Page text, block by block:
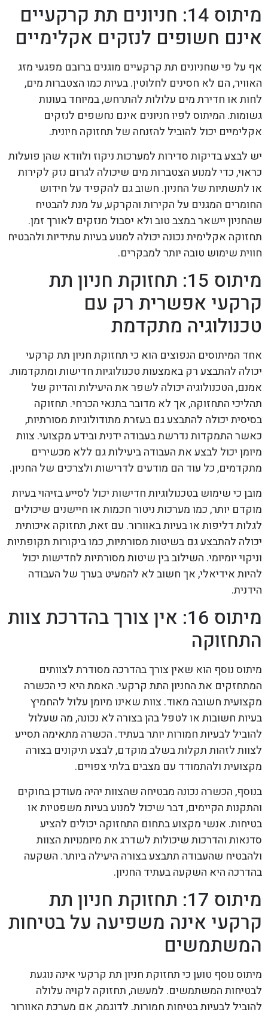
מיתוס 14: חניונים תת קרקעיים
אינם חשופים לנזקים אקלימיים
אף על פי שחניונים תת קרקעיים מוגנים ברובם מפגעי מזג
האוויר, הם לא חסינים לחלוטין. בעיות כמו הצטברות מים,
לחות או חדירת מים עלולות להתרחש, במיוחד בעונות
גשומות. המיתוס לפיו חניונים אינם נחשפים לנזקים
אקלימיים יכול להוביל להזנחה של תחזוקה חיונית.
יש לבצע בדיקות סדירות למערכות ניקוז ולוודא שהן פועלות
כראוי, כדי למנוע הצטברות מים שיכולה לגרום נזק לקירות
או לתשתיות של החניון. חשוב גם להקפיד על חידוש
החומרים המגנים על הקירות והקרקע, על מנת להבטיח
שהחניון יישאר במצב טוב ולא יסבול מנזקים לאורך זמן.
תחזוקה אקלימית נכונה יכולה למנוע בעיות עתידיות ולהבטיח
חווית שימוש טובה יותר למבקרים.
מיתוס 15: תחזוקת חניון תת
קרקעי אפשרית רק עם
טכנולוגיה מתקדמת
אחד המיתוסים הנפוצים הוא כי תחזוקת חניון תת קרקעי
יכולה להתבצע רק באמצעות טכנולוגיות חדישות ומתקדמות.
אמנם, הטכנולוגיה יכולה לשפר את היעילות והדיוק של
תהליכי התחזוקה, אך לא מדובר בתנאי הכרחי. תחזוקה
בסיסית יכולה להתבצע גם בעזרת מתודולוגיות מסורתיות,
כאשר התמקדות נדרשת בעבודה ידנית ובידע מקצועי. צוות
מיומן יכול לבצע את העבודה ביעילות גם ללא מכשירים
מתקדמים, כל עוד הם מודעים לדרישות ולצרכים של החניון.
מובן כי שימוש בטכנולוגיות חדישות יכול לסייע בזיהוי בעיות
מוקדם יותר, כמו מערכות ניטור חכמות או חיישנים שיכולים
לגלות דליפות או בעיות באוורור. עם זאת, תחזוקה איכותית
יכולה להתבצע גם בשיטות מסורתיות, כמו ביקורות תקופתיות
וניקוי יומיומי. השילוב בין שיטות מסורתיות לחדישות יכול
להיות אידיאלי, אך חשוב לא להמעיט בערך של העבודה
הידנית.
מיתוס 16: אין צורך בהדרכת צוות
התחזוקה
מיתוס נוסף הוא שאין צורך בהדרכה מסודרת לצוותים
המתחזקים את החניון התת קרקעי. האמת היא כי הכשרה
מקצועית חשובה מאוד. צוות שאינו מיומן עלול להחמיץ
בעיות חשובות או לטפל בהן בצורה לא נכונה, מה שעלול
להוביל לבעיות חמורות יותר בעתיד. הכשרה מתאימה תסייע
לצוות לזהות תקלות בשלב מוקדם, לבצע תיקונים בצורה
מקצועית ולהתמודד עם מצבים בלתי צפויים.
בנוסף, הכשרה נכונה מבטיחה שהצוות יהיה מעודכן בחוקים
והתקנות הקיימים, דבר שיכול למנוע בעיות משפטיות או
בטיחות. אנשי מקצוע בתחום התחזוקה יכולים להציע
סדנאות והדרכות שיכולות לשדרג את מיומנויות הצוות
ולהבטיח שהעבודה תתבצע בצורה היעילה ביותר. השקעה
בהדרכה היא השקעה בעתיד החניון.
מיתוס 17: תחזוקת חניון תת
קרקעי אינה משפיעה על בטיחות
המשתמשים
מיתוס נוסף טוען כי תחזוקת חניון תת קרקעי אינה נוגעת
לבטיחות המשתמשים. למעשה, תחזוקה לקויה עלולה
להוביל לבעיות בטיחות חמורות. לדוגמה, אם מערכת האוורור